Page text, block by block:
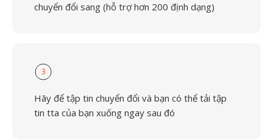
chuyển đổi sang (hỗ trợ hơn 200 định dạng)
3
Hãy để tập tin chuyển đổi và bạn có thể tải tập
tin tta của bạn xuống ngay sau đó